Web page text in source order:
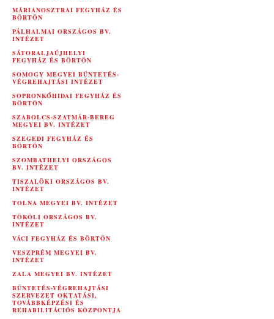
MÁRIANOSZTRAI FEGYHÁZ ÉS
BÖRTÖN
PÁLHALMAI ORSZÁGOS BV.
INTÉZET
SÁTORALJAÚJHELYI
FEGYHÁZ ÉS BÖRTÖN
SOMOGY MEGYEI BÜNTETÉS-
VÉGREHAJTÁSI INTÉZET
SOPRONKŐHIDAI FEGYHÁZ ÉS
BÖRTÖN
SZABOLCS-SZATMÁR-BEREG
MEGYEI BV. INTÉZET
SZEGEDI FEGYHÁZ ÉS
BÖRTÖN
SZOMBATHELYI ORSZÁGOS
BV. INTÉZET
TISZALÖKI ORSZÁGOS BV.
INTÉZET
TOLNA MEGYEI BV. INTÉZET
TÖKÖLI ORSZÁGOS BV.
INTÉZET
VÁCI FEGYHÁZ ÉS BÖRTÖN
VESZPRÉM MEGYEI BV.
INTÉZET
ZALA MEGYEI BV. INTÉZET
BÜNTETÉS-VÉGREHAJTÁSI
SZERVEZET OKTATÁSI,
TOVÁBBKÉPZÉSI ÉS
REHABILITÁCIÓS KÖZPONTJA